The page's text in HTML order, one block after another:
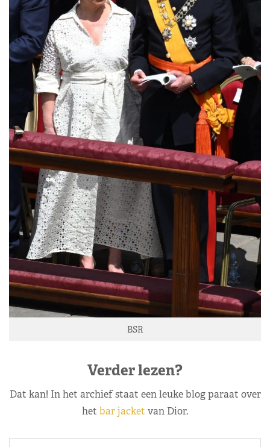
BSR
Verder lezen?
Dat kan! In het archief staat een leuke blog paraat over
het bar jacket van Dior.